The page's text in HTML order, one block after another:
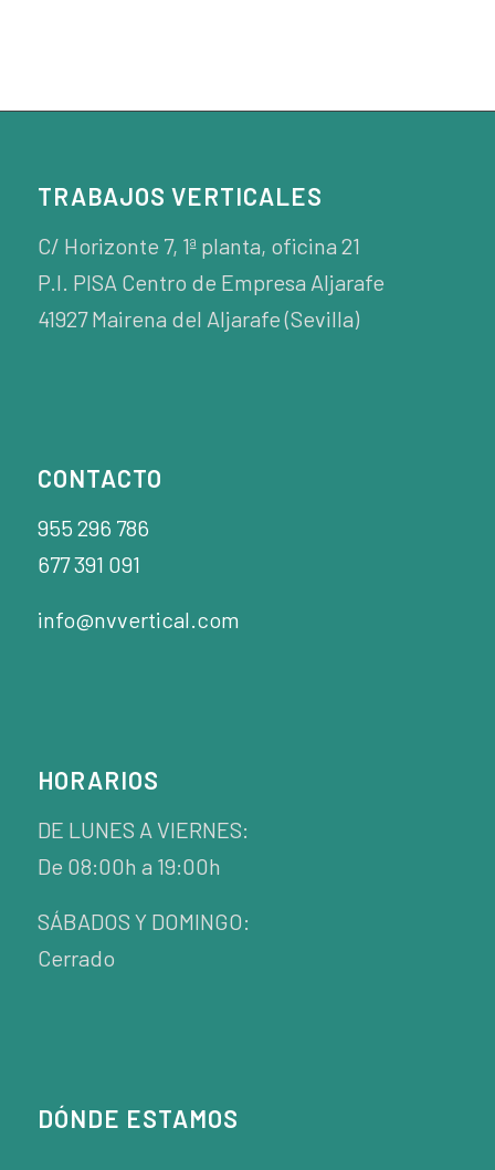
TRABAJOS VERTICALES
C/ Horizonte 7, 1ª planta, oficina 21
P.I. PISA Centro de Empresa Aljarafe
41927 Mairena del Aljarafe (Sevilla)
CONTACTO
955 296 786
677 391 091
info@nvvertical.com
HORARIOS
DE LUNES A VIERNES:
De 08:00h a 19:00h
SÁBADOS Y DOMINGO:
Cerrado
DÓNDE ESTAMOS